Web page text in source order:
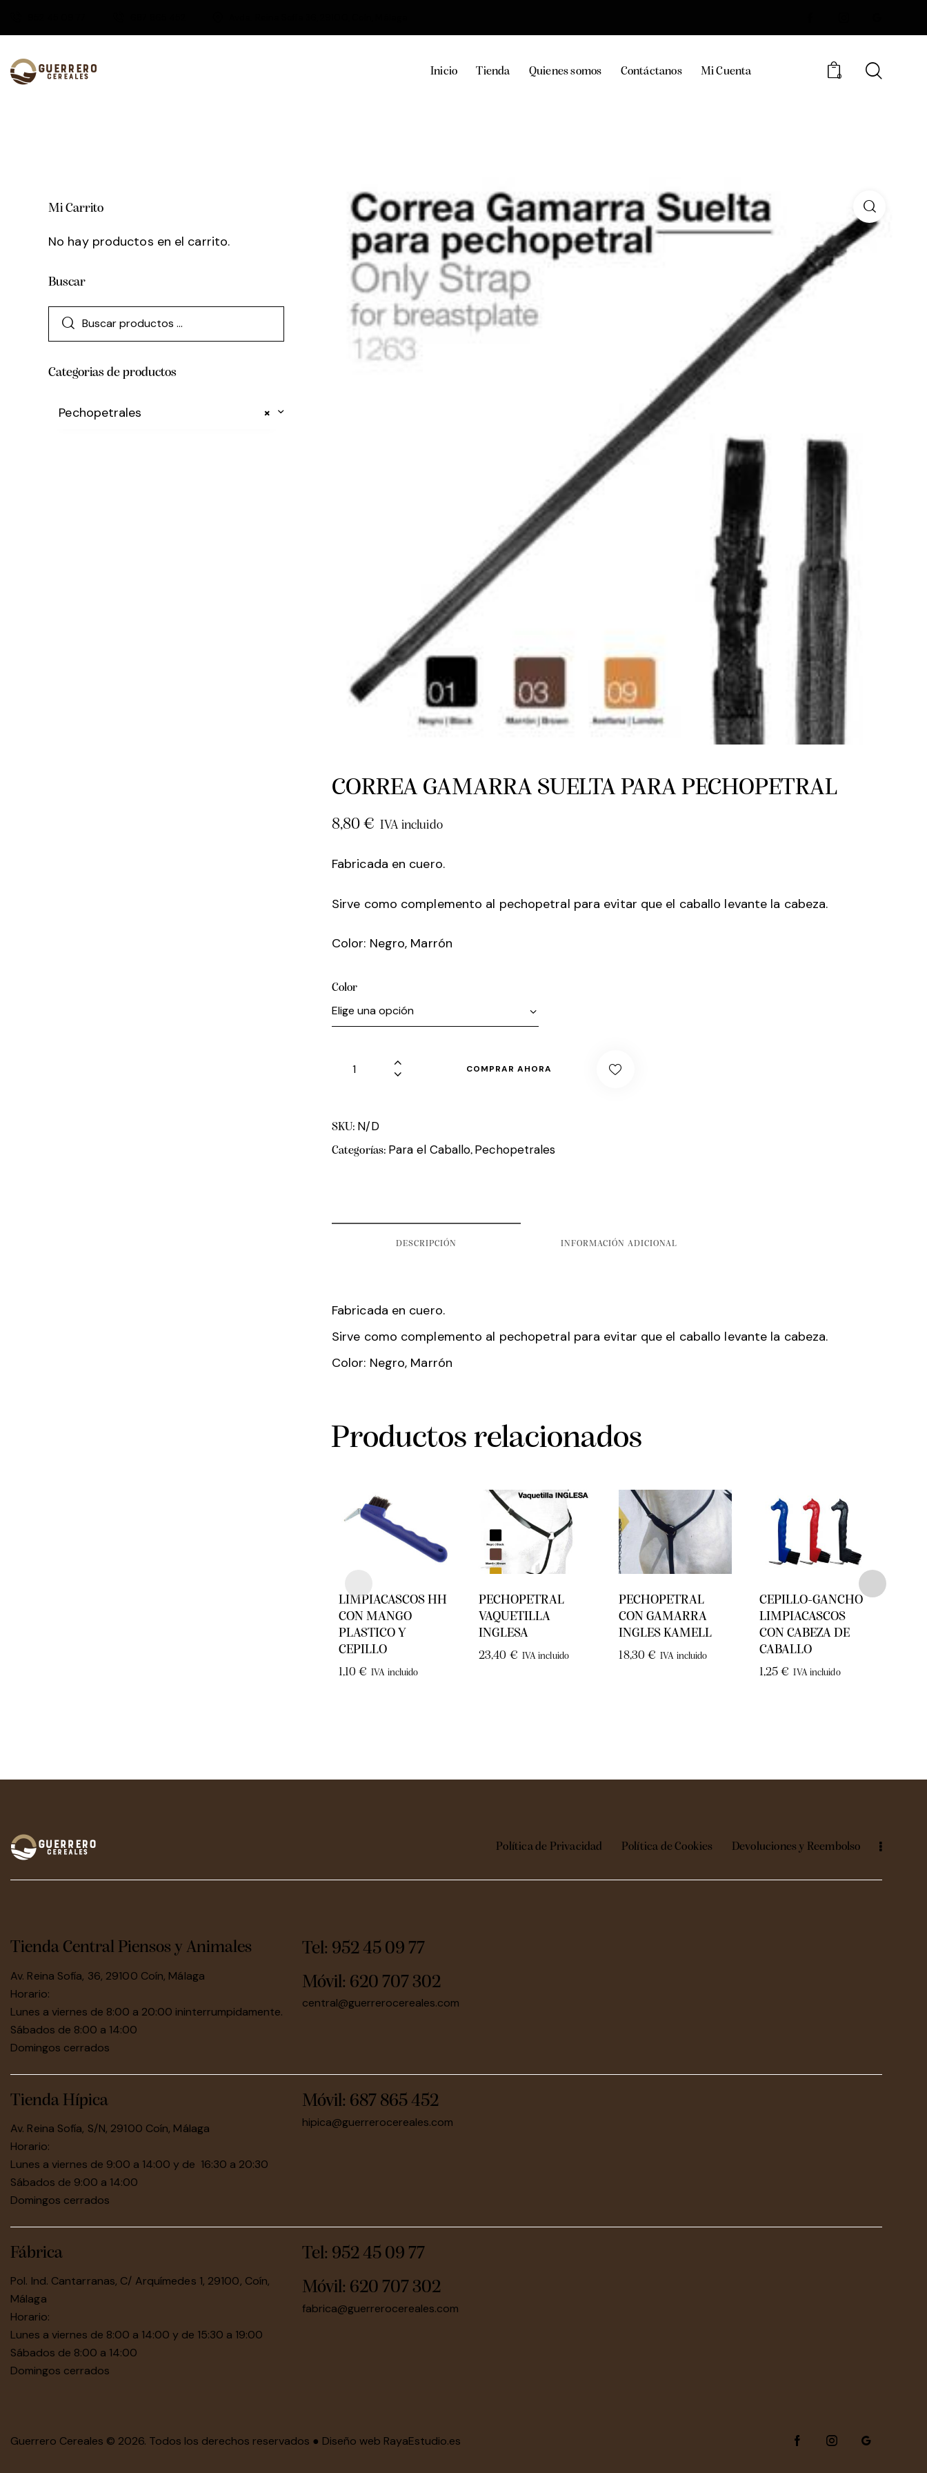
Inicio Tienda Quienes somos Contáctanos Mi Cuenta 0
CORREA GAMARRA SUELTA PARA PECHOPETRAL
8,80€ IVA incluido
Fabricada en cuero.
Sirve como complemento al pechopetral para evitar que el caballo levante la cabeza.
Color: Negro, Marrón
Color
COMPRAR AHORA
SKU: N/D
Categorías: Para el Caballo, Pechopetrales
DESCRIPCIÓN INFORMACIÓN ADICIONAL
Fabricada en cuero.
Sirve como complemento al pechopetral para evitar que el caballo levante la cabeza.
Color: Negro, Marrón
Productos relacionados
LIMPIACASCOS HH
CON MANGO
PLASTICO Y
CEPILLO
1,10€ IVA incluido
PECHOPETRAL
VAQUETILLA
INGLESA
23,40 € IVA incluido
PECHOPETRAL
CON GAMARRA
INGLES KAMELL
18,30€ IVA incluido
CEPILLO-GANCHO
LIMPIACASCOS
CON CABEZA DE
CABALLO
1,25€ IVA incluido
Mi Carrito
No hay productos en el carrito.
Buscar
Categorias de productos
×
Pechopetrales
Política de Privacidad Política de Cookies Devoluciones y Reembolso
Tienda Central Piensos y Animales
Av. Reina Sofía, 36, 29100 Coín, Málaga
Horario:
Lunes a viernes de 8:00 a 20:00 ininterrumpidamente.
Sábados de 8:00 a 14:00
Domingos cerrados
Tel: 952 45 09 77
Móvil: 620 707 302
central@guerrerocereales.com
Tienda Hípica
Av. Reina Sofía, S/N, 29100 Coín, Málaga
Horario:
Lunes a viernes de 9:00 a 14:00 y de 16:30 a 20:30
Sábados de 9:00 a 14:00
Domingos cerrados
Móvil: 687 865 452
hipica@guerrerocereales.com
Fábrica
Pol. Ind. Cantarranas, C/ Arquímedes 1, 29100, Coín,
Málaga
Horario:
Lunes a viernes de 8:00 a 14:00 y de 15:30 a 19:00
Sábados de 8:00 a 14:00
Domingos cerrados
Tel: 952 45 09 77
Móvil: 620 707 302
fabrica@guerrerocereales.com
Guerrero Cereales © 2026. Todos los derechos reservados ● Diseño web RayaEstudio.es